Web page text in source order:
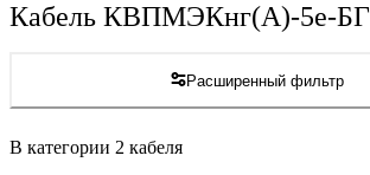
Кабель КВПМЭКнг(А)-5е-БГ
Расширенный фильтр
В категории 2 кабеля